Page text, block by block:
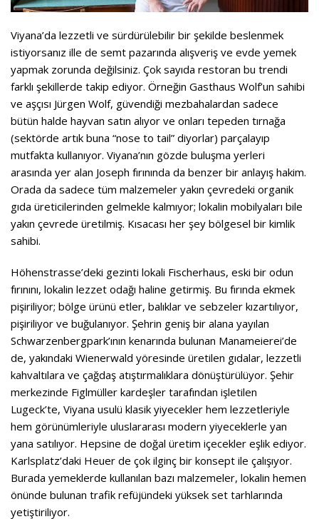
Viyana’da lezzetli ve sürdürülebilir bir şekilde beslenmek
istiyorsanız ille de semt pazarında alışveriş ve evde yemek
yapmak zorunda değilsiniz. Çok sayıda restoran bu trendi
farklı şekillerde takip ediyor. Örneğin Gasthaus Wolf’un sahibi
ve aşçısı Jürgen Wolf, güvendiği mezbahalardan sadece
bütün halde hayvan satın alıyor ve onları tepeden tırnağa
(sektörde artık buna “nose to tail” diyorlar) parçalayıp
mutfakta kullanıyor. Viyana’nın gözde buluşma yerleri
arasında yer alan Joseph fırınında da benzer bir anlayış hakim.
Orada da sadece tüm malzemeler yakın çevredeki organik
gıda üreticilerinden gelmekle kalmıyor; lokalin mobilyaları bile
yakın çevrede üretilmiş. Kısacası her şey bölgesel bir kimlik
sahibi.
Höhenstrasse’deki gezinti lokali Fischerhaus, eski bir odun
fırınını, lokalin lezzet odağı haline getirmiş. Bu fırında ekmek
pişiriliyor; bölge ürünü etler, balıklar ve sebzeler kızartılıyor,
pişiriliyor ve buğulanıyor. Şehrin geniş bir alana yayılan
Schwarzenbergpark’ının kenarında bulunan Manameierei’de
de, yakındaki Wienerwald yöresinde üretilen gıdalar, lezzetli
kahvaltılara ve çağdaş atıştırmalıklara dönüştürülüyor. Şehir
merkezinde Figlmüller kardeşler tarafından işletilen
Lugeck’te, Viyana usulü klasik yiyecekler hem lezzetleriyle
hem görünümleriyle uluslararası modern yiyeceklerle yan
yana satılıyor. Hepsine de doğal üretim içecekler eşlik ediyor.
Karlsplatz’daki Heuer de çok ilginç bir konsept ile çalışıyor.
Burada yemeklerde kullanılan bazı malzemeler, lokalin hemen
önünde bulunan trafik refüjündeki yüksek set tarhlarında
yetiştiriliyor.